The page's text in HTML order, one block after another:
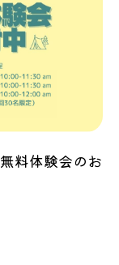
料体験会のお